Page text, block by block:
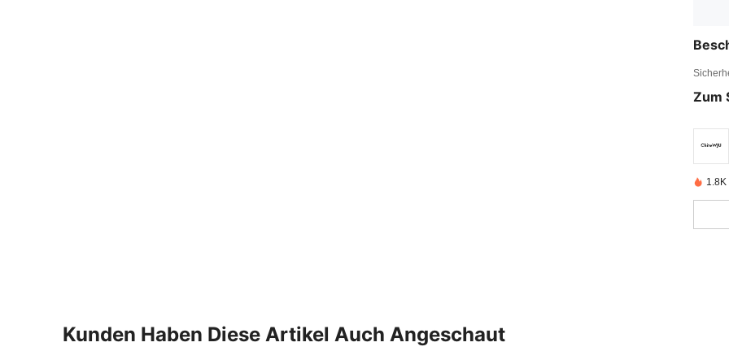
Zum
Kunden Haben Diese Artikel Auch Angeschaut